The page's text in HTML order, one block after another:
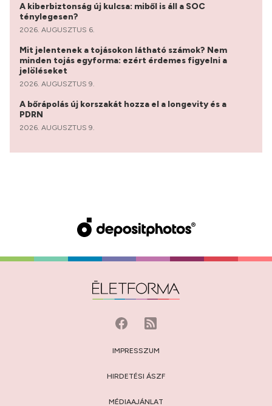
A kiberbiztonság új kulcsa: miből is áll a SOC
ténylegesen?
2026. AUGUSZTUS 6.
Mit jelentenek a tojásokon látható számok? Nem
minden tojás egyforma: ezért érdemes figyelni a
jelöléseket
2026. AUGUSZTUS 9.
A bőrápolás új korszakát hozza el a longevity és a
PDRN
2026. AUGUSZTUS 9.
IMPRESSZUM
HIRDETÉSI ÁSZF
MÉDIAAJÁNLAT